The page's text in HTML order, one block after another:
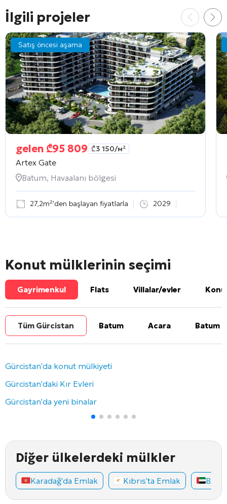
İlgili projeler
Satış öncesi aşama
gelen ₾95 809 ₾3 150/м²
Artex Gate
Batum, Havaalanı bölgesi
27,2m²'den başlayan fiyatlarla 2029
Konut mülklerinin seçimi
Gayrimenkul Flats Villalar/evler
Tüm Gürcistan Batum Acara Batum
Gürcistan'da konut mülkiyeti
Gürcistan'daki Kır Evleri
Gürcistan'da yeni binalar
Diğer ülkelerdeki mülkler
Karadağ'da Emlak Kıbrıs'ta Emlak